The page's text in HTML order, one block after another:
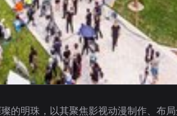
的明珠，以其聚焦影视动漫制作、布